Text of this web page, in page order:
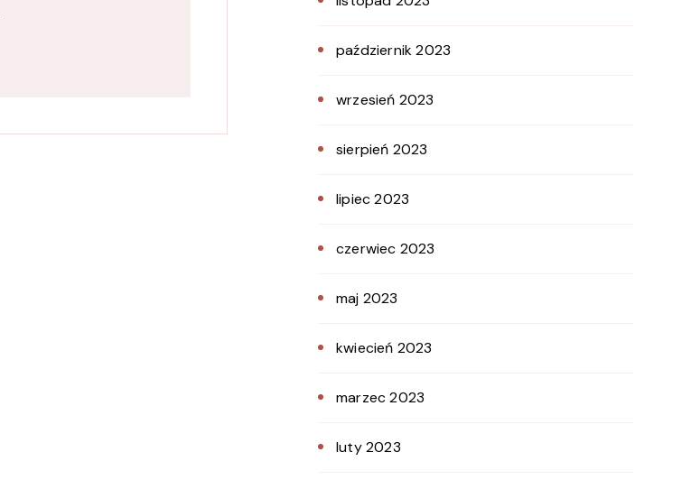
październik 2023
wrzesień 2023
sierpień 2023
lipiec 2023
czerwiec 2023
maj 2023
kwiecień 2023
marzec 2023
luty 2023